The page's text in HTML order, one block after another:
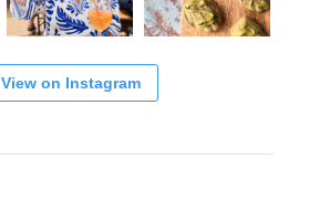
View on Instagram